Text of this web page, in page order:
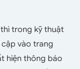
trong kỹ thuật
vào trang
hiện thông báo